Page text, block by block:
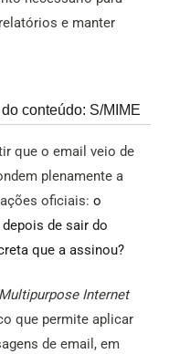
e manter
conteúdo: S/MIME
que o email veio de
plenamente a
oficiais: o
de sair do
que a assinou?
Internet
que permite aplicar
de email, em